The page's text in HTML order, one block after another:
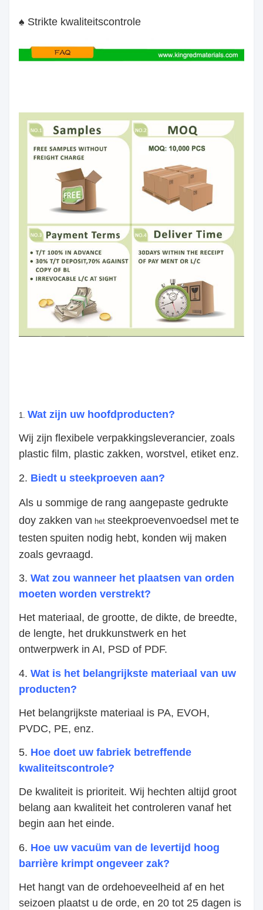
♠ Strikte kwaliteitscontrole
1. Wat zijn uw hoofdproducten?
Wij zijn flexibele verpakkingsleverancier, zoals
plastic film, plastic zakken, worstvel, etiket enz.
2. Biedt u steekproeven aan?
Als u sommige de rang aangepaste gedrukte
doy zakken van het steekproevenvoedsel met te
testen spuiten nodig hebt, konden wij maken
zoals gevraagd.
3. Wat zou wanneer het plaatsen van orden
moeten worden verstrekt?
Het materiaal, de grootte, de dikte, de breedte,
de lengte, het drukkunstwerk en het
ontwerpwerk in AI, PSD of PDF.
4. Wat is het belangrijkste materiaal van uw
producten?
Het belangrijkste materiaal is PA, EVOH,
PVDC, PE, enz.
5. Hoe doet uw fabriek betreffende
kwaliteitscontrole?
De kwaliteit is prioriteit. Wij hechten altijd groot
belang aan kwaliteit het controleren vanaf het
begin aan het einde.
6. Hoe uw vacuüm van de levertijd hoog
barrière krimpt ongeveer zak?
Het hangt van de ordehoeveelheid af en het
seizoen plaatst u de orde, en 20 tot 25 dagen is